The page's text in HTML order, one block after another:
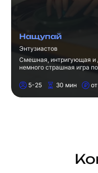
Нащупай
Энтузиастов
Смешная, интригующая и
немного страшная игра
Барнауле.
5-25 30 мин